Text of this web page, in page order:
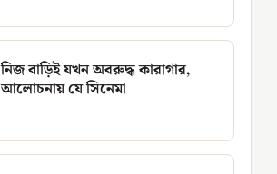
নিজ বাড়িই যখন অবরুদ্ধ কারাগার,
আলোচনায় যে সিনেমা